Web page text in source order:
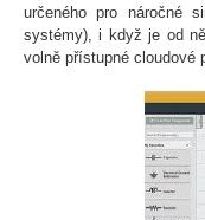
určeného pro náročné
systémy), i když je od
volně přístupné cloudové